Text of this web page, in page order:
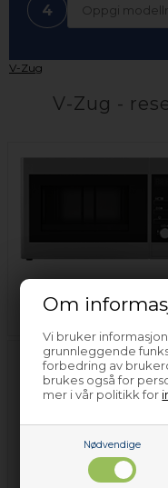
Om
Vi bruker
grunnleggende
forbedring av
brukes også for
mer i vår politikk for
Nødvendige
4
V-Zug
V-Zug -
Zug